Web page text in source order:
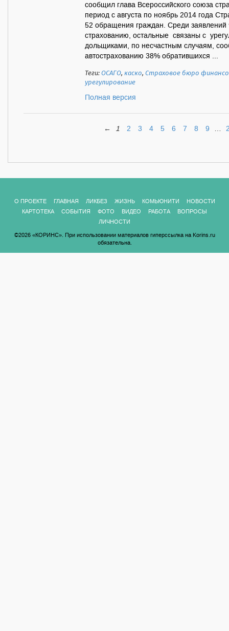
сообщил глава Всероссийского союза
период с августа по ноябрь 2014 года
52 обращения граждан. Среди заявлений
страхованию, остальные связаны с
дольщиками, по несчастным случаям,
автострахованию 38% обратившихся ...
Теги:ОСАГО,каско,Страховое бюро
урегулирование
Полная версия
← 1 2 3 4 5 6 7 8 9 …
О ПРОЕКТЕ ГЛАВНАЯ ЛИКБЕЗ ЖИЗНЬ КОМЬЮНИТИ
НОВОСТИ
КАРТОТЕКА
СОБЫТИЯ ФОТО ВИДЕО РАБОТА
ВОПРОСЫ
ЛИЧНОСТИ
©2026 «КОРИНС». При использовании материалов гиперссылка на Korins.ru
обязательна.